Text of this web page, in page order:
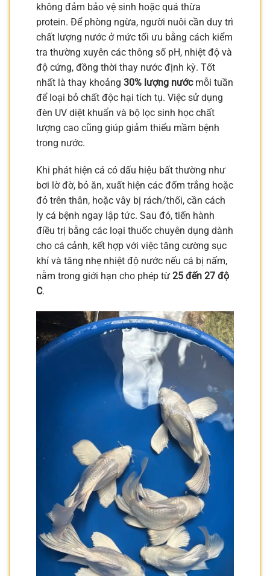
không đảm bảo vệ sinh hoặc quá thừa
protein. Để phòng ngừa, người nuôi cần duy trì
chất lượng nước ở mức tối ưu bằng cách kiểm
tra thường xuyên các thông số pH, nhiệt độ và
độ cứng, đồng thời thay nước định kỳ. Tốt
nhất là thay khoảng 30% lượng nướcmỗi tuần
để loại bỏ chất độc hại tích tụ. Việc sử dụng
đèn UV diệt khuẩn và bộ lọc sinh học chất
lượng cao cũng giúp giảm thiểu mầm bệnh
trong nước.
Khi phát hiện cá có dấu hiệu bất thường như
bơi lờ đờ, bỏ ăn, xuất hiện các đốm trắng hoặc
đỏ trên thân, hoặc vây bị rách/thối, cần cách
ly cá bệnh ngay lập tức. Sau đó, tiến hành
điều trị bằng các loại thuốc chuyên dụng dành
cho cá cảnh, kết hợp với việc tăng cường sục
khí và tăng nhẹ nhiệt độ nước nếu cá bị nấm,
nằm trong giới hạn cho phép từ 25 đến 27 độ
C.